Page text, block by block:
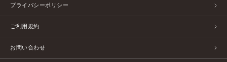
プライバシーポリシー
ご利用規約
お問い合わせ